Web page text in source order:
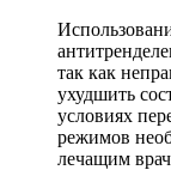
так как
ухудшить
условиях
режимов
лечащим